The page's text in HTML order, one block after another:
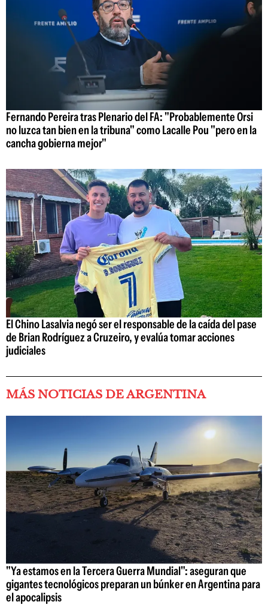
Fernando Pereira tras Plenario del FA: "Probablemente Orsi
no luzca tan bien en la tribuna" como Lacalle Pou "pero en la
cancha gobierna mejor"
El Chino Lasalvia negó ser el responsable de la caída del pase
de Brian Rodríguez a Cruzeiro, y evalúa tomar acciones
judiciales
MÁS NOTICIAS DE ARGENTINA
"Ya estamos en la Tercera Guerra Mundial": aseguran que
gigantes tecnológicos preparan un búnker en Argentina para
el apocalipsis